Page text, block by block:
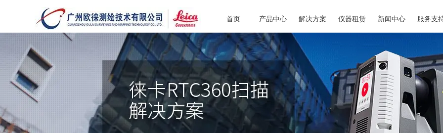
首页 产品中心 解决方案 仪器租赁 新闻中心 服务支